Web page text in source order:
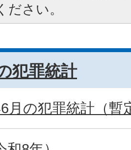
ださい。
犯罪統計
月の犯罪統計（暫